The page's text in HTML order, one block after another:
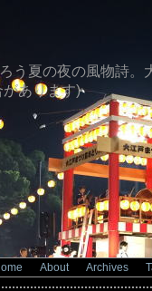
う夏の夜の風物詩
あります)
About Archives